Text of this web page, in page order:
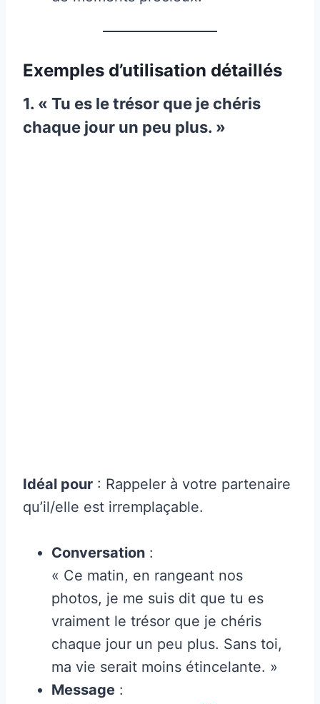
Exemples d’utilisation détaillés
1. « Tu es le trésor que je chéris
chaque jour un peu plus. »
Idéal pour : Rappeler à votre partenaire
qu’il/elle est irremplaçable.
Conversation :
« Ce matin, en rangeant nos
photos, je me suis dit que tu es
vraiment le trésor que je chéris
chaque jour un peu plus. Sans toi,
ma vie serait moins étincelante. »
Message :